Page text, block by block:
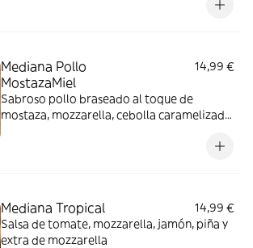
Mediana Pollo
MostazaMiel
14,99 €
Sabroso pollo braseado al toque de
mostaza, mozzarella, cebolla caramelizada
Mediana Tropical
14,99 €
Salsa de tomate, mozzarella, jamón, piña y
extra de mozzarella